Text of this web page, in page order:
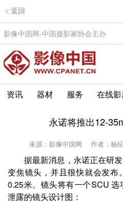
返回
影像中国网-中国摄影家协会主办
资讯 器材 服务 在线
永诺将推出12-
来源：影像中国网 作者：杨
据最新消息，永诺正在研
变焦镜头，并且很快就会发布
0.25米。镜头将有一个SCU
泄露的镜头设计图：